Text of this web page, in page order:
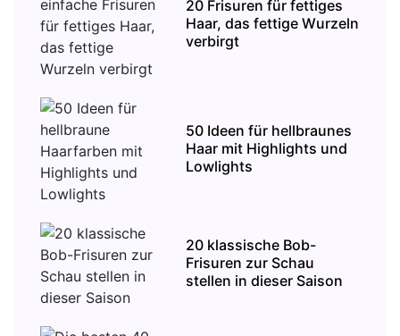
20 Frisuren für fettiges
Haar, das fettige Wurzeln
verbirgt
50 Ideen für hellbraunes
Haar mit Highlights und
Lowlights
20 klassische Bob-
Frisuren zur Schau
stellen in dieser Saison